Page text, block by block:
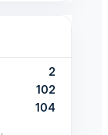
2
102
104